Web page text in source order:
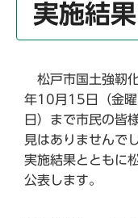
実施結
松戸市国土強靭
年10月15日（金
日）まで市民の皆
見はありませんでし
実施結果とともに
公表します。